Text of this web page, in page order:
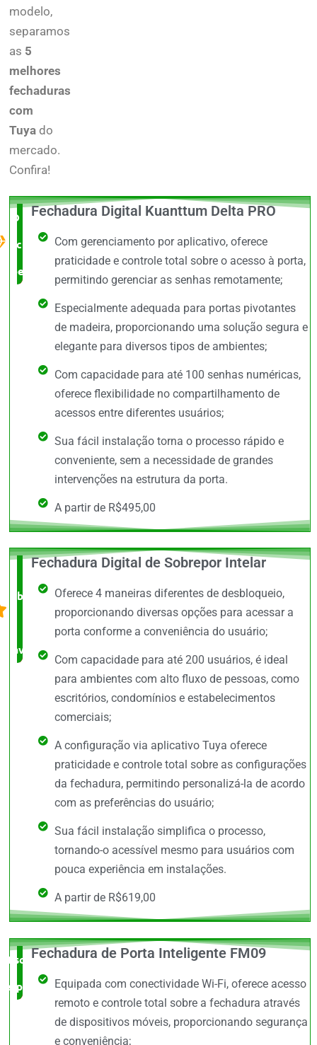
modelo,
separamos
as 5
melhores
fechaduras
com
Tuya do
mercado.
Confira!
O Melhor
custo x
benefício
Fechadura Digital Kuanttum Delta PRO
Com gerenciamento por aplicativo, oferece
praticidade e controle total sobre o acesso à porta,
permitindo gerenciar as senhas remotamente;
Especialmente adequada para portas pivotantes
de madeira, proporcionando uma solução segura e
elegante para diversos tipos de ambientes;
Com capacidade para até 100 senhas numéricas,
oferece flexibilidade no compartilhamento de
acessos entre diferentes usuários;
Sua fácil instalação torna o processo rápido e
conveniente, sem a necessidade de grandes
intervenções na estrutura da porta.
A partir de R$495,00
O +
barato,
avaliado!
Fechadura Digital de Sobrepor Intelar
Oferece 4 maneiras diferentes de desbloqueio,
proporcionando diversas opções para acessar a
porta conforme a conveniência do usuário;
Com capacidade para até 200 usuários, é ideal
para ambientes com alto fluxo de pessoas, como
escritórios, condomínios e estabelecimentos
comerciais;
A configuração via aplicativo Tuya oferece
praticidade e controle total sobre as configurações
da fechadura, permitindo personalizá-la de acordo
com as preferências do usuário;
Sua fácil instalação simplifica o processo,
tornando-o acessível mesmo para usuários com
pouca experiência em instalações.
A partir de R$619,00
Escolha do
especialista
Fechadura de Porta Inteligente FM09
Equipada com conectividade Wi-Fi, oferece acesso
remoto e controle total sobre a fechadura através
de dispositivos móveis, proporcionando segurança
e conveniência;